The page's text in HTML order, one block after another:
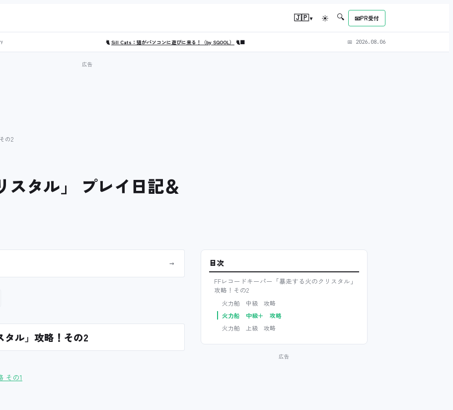
🇯🇵▾ ☀ 🔍 📧PR受付
🐈Sill Cats：猫がパソコンに遊びに来る！（by SQOOL） 🐈‍⬛ 📅 2026.08.06
の2
スタル」 プレイ日記＆
→
タル」攻略！その2
その1
目次
FFレコードキーパー「暴走する火のクリスタル」
攻略！その2
火力船 中級 攻略
火力船 中級＋ 攻略
火力船 上級 攻略